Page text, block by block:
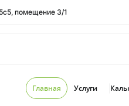
помещение 3/1
Главная Услуги